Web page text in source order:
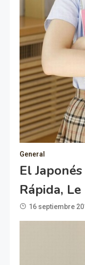
General
El
Rápida,
16 septiembre